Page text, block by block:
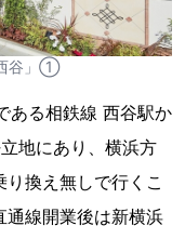
西谷」①
ある相鉄線 西谷駅か
地にあり、横浜方
換え無しで行くこ
通線開業後は新横浜